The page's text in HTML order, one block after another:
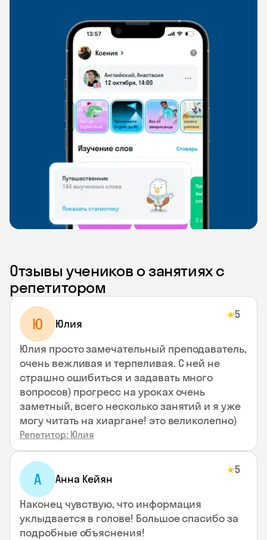
Отзывы учеников о занятиях с
репетитором
Ю Юлия
★5
Юлия просто замечательный преподаватель,
очень вежливая и терпеливая. С ней не
страшно ошибиться и задавать много
вопросов) прогресс на уроках очень
заметный, всего несколько занятий и я уже
могу читать на хиаргане! это великолепно)
Репетитор: Юлия
А Анна Кейян
★5
Наконец чувствую, что информация
уклыдвается в голове! Большое спасибо за
подробные объяснения!